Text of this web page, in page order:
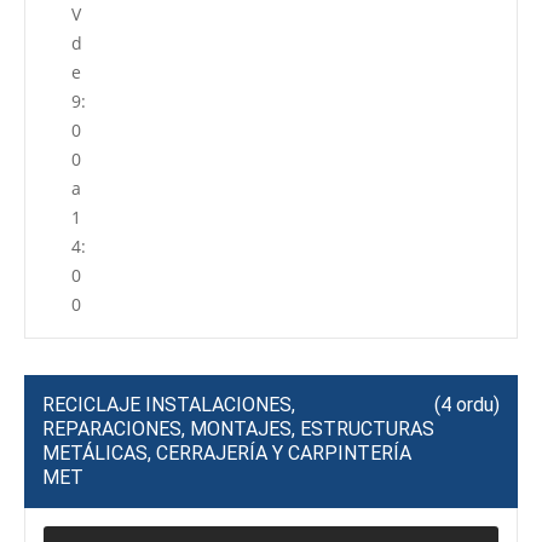
V
d
e
9:
0
0
a
1
4:
0
0
RECICLAJE INSTALACIONES,
REPARACIONES, MONTAJES, ESTRUCTURAS
METÁLICAS, CERRAJERÍA Y CARPINTERÍA
MET
(4 ordu)